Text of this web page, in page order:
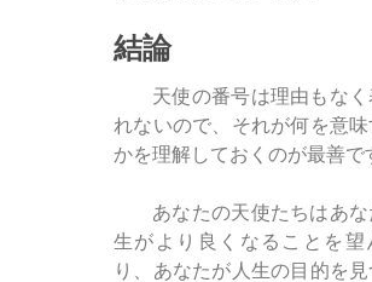
結論
天使の番号は理由もなく
れないので、それが何を意
かを理解しておくのが最善で
あなたの天使たちはあな
生がより良くなることを望
り、あなたが人生の目的を見